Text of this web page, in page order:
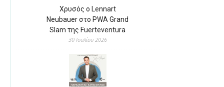
Χρυσός ο Lennart
Neubauer στο PWA Grand
Slam της Fuerteventura
30 Ιουλίου 2026